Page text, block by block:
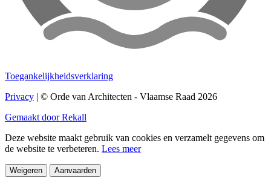
Toegankelijkheidsverklaring
Privacy | © Orde van Architecten - Vlaamse Raad 2026
Gemaakt door Rekall
Deze website maakt gebruik van cookies en verzamelt gegevens om
de website te verbeteren. Lees meer
Weigeren Aanvaarden